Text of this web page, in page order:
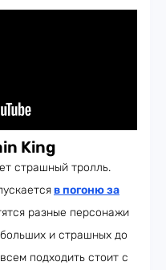
King
страшный тролль.
в погоню за
разные персонажи
и страшных до
подходить стоит с